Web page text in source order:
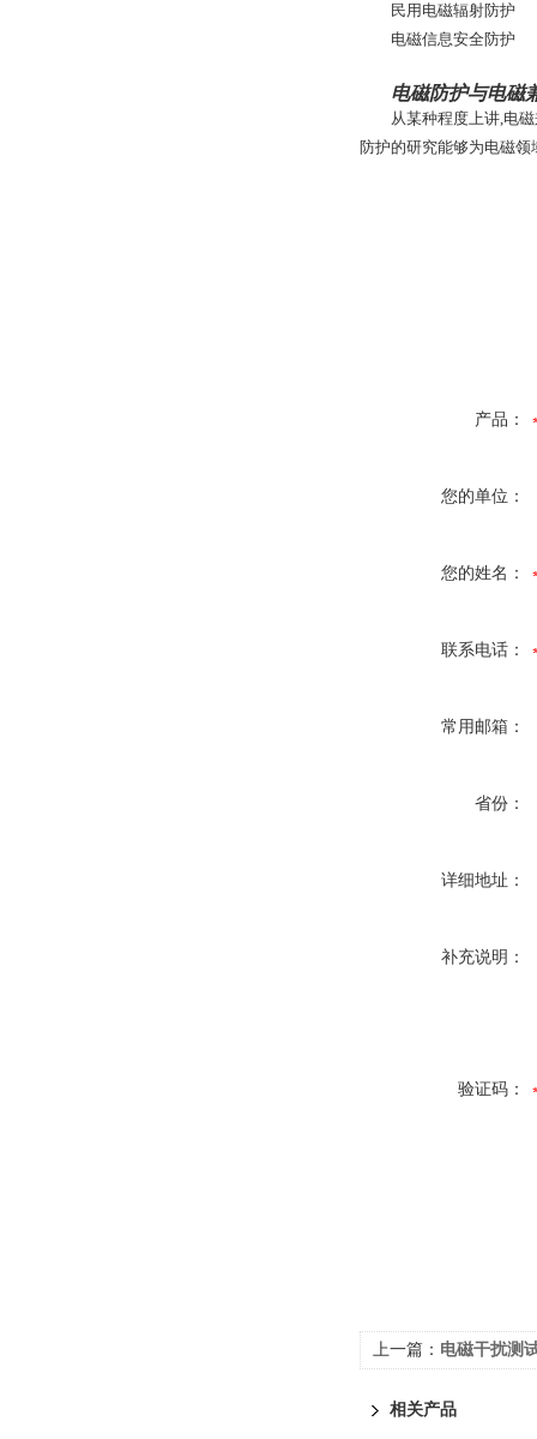
民用电磁辐射防护
电磁信息安全防护
电磁防护与电磁
从某种程度上讲,电
防护的研究能够为电磁
产品：
您的单位：
您的姓名：
联系电话：
常用邮箱：
省份：
详细地址：
补充说明：
验证码：
上一篇： 电磁干扰测试-
相关产品